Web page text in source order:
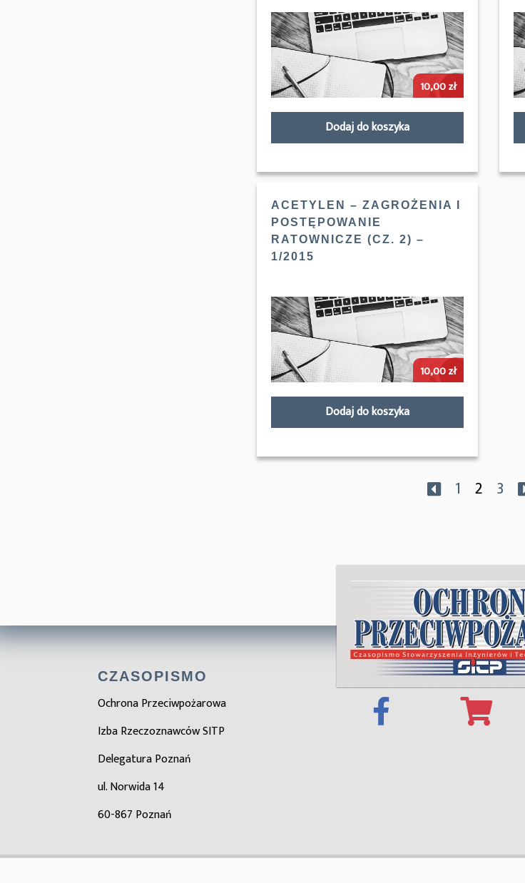
10,00zł
Dodaj do koszyka
ACETYLEN – ZAGROŻENIA I
POSTĘPOWANIE
RATOWNICZE (CZ. 2) –
1/2015
10,00zł
Dodaj do koszyka
1 2 3
CZASOPISMO
Ochrona Przeciwpożarowa
Izba Rzeczoznawców SITP
Delegatura Poznań
ul. Norwida 14
60-867 Poznań